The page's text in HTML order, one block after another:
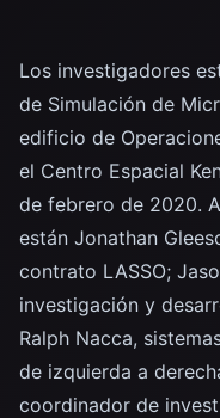
Los investigadores
de Simulación de
edificio de
el Centro Espacial
de febrero de 2020.
están Jonathan
contrato LASSO;
investigación y
Ralph Nacca,
de izquierda a
coordinador de